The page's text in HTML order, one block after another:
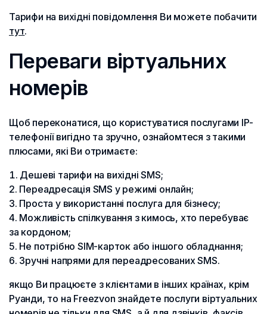
Тарифи на вихідні повідомлення Ви можете побачити
тут.
Переваги віртуальних
номерів
Щоб переконатися, що користуватися послугами IP-
телефонії вигідно та зручно, ознайомтеся з такими
плюсами, які Ви отримаєте:
Дешеві тарифи на вихідні SMS;
Переадресація SMS у режимі онлайн;
Проста у використанні послуга для бізнесу;
Можливість спілкування з кимось, хто перебуває
за кордоном;
Не потрібно SIM-карток або іншого обладнання;
Зручні напрями для переадресованих SMS.
якщо Ви працюєте з клієнтами в інших країнах, крім
Руанди, то на Freezvon знайдете послуги віртуальних